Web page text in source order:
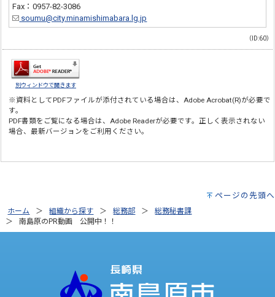
Fax：0957-82-3086
soumu@city.minamishimabara.lg.jp
（ID:60）
別ウィンドウで開きます
※資料としてPDFファイルが添付されている場合は、Adobe Acrobat(R)が必要で
す。
PDF書類をご覧になる場合は、Adobe Readerが必要です。正しく表示されない
場合、最新バージョンをご利用ください。
ページの先頭へ
ホーム 組織から探す 総務部
総務秘書課
南島原のPR動画 公開中！！